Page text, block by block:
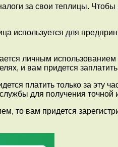
за свои теплицы.
используется для
личным
и вам придется
платить только за эту
для получения
то вам придется